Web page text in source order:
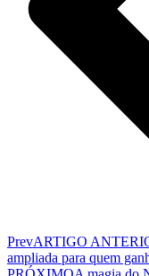
PrevARTIGO
ampliada para quem